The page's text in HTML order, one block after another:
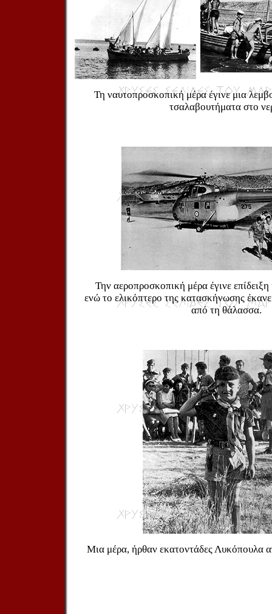
Τη ναυτοπροσκοπική μέρα έγινε μια
τσαλαβουτήματα στο
Την αεροπροσκοπική μέρα έγινε
ενώ το ελικόπτερο της κατασκήνωσης
από τη θάλασσα.
Μια μέρα, ήρθαν εκατοντάδες Λυκόπουλα